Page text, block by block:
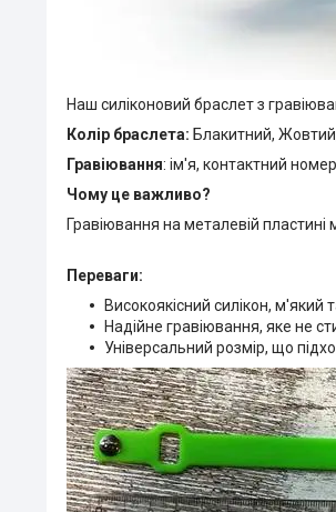
Наш силіконовий браслет з
Колір браслета: Блакитний,
Гравіювання: ім'я, контактний
Чому це важливо?
Гравіювання на металевій
Переваги:
Високоякісний силікон, м'який
Надійне гравіювання, яке не
Універсальний розмір, що